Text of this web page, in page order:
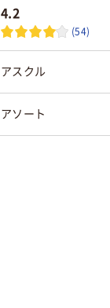
4.2
(54)
アスクル
アソート